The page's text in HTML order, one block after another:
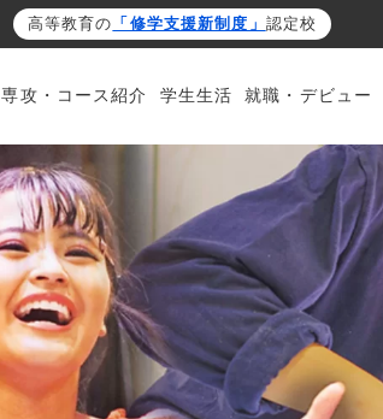
高等教育の 「修学支援新制度」 認定校
専攻・コース紹介 学生生活 就職・デビュー